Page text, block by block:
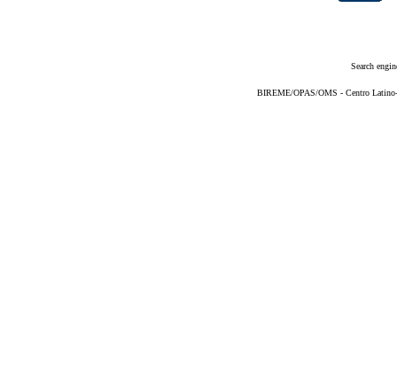
Search
BIREME/OPAS/OMS - Centro Latino-